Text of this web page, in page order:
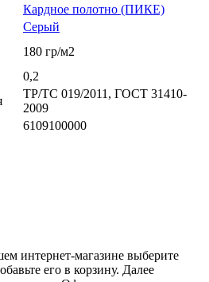
Кардное полотно (ПИКЕ)
Серый
180 гр/м2
0,2
ТР/ТС 019/2011, ГОСТ 31410-
2009
6109100000
интернет-магазине выберите
его в корзину. Далее